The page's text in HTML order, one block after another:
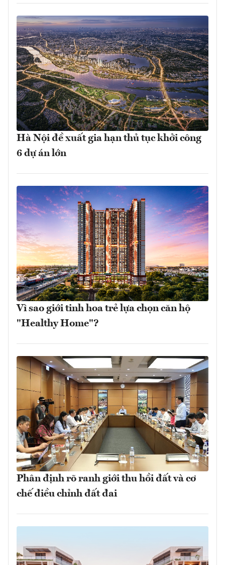
Hà Nội đề xuất gia hạn thủ tục khởi công
6 dự án lớn
Vì sao giới tinh hoa trẻ lựa chọn căn hộ
"Healthy Home"?
Phân định rõ ranh giới thu hồi đất và cơ
chế điều chỉnh đất đai